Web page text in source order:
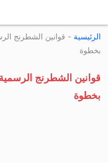
الرئيسية - قوانين الشطرنج
بخطوة
قوانين الشطرنج
بخطوة